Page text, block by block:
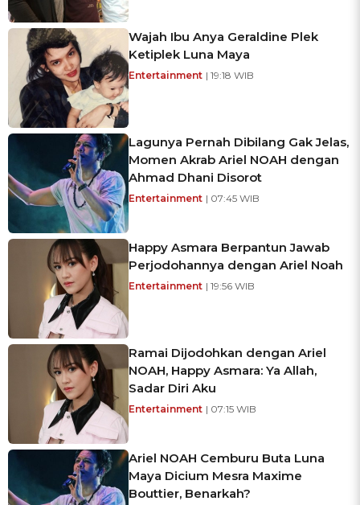
Wajah Ibu Anya Geraldine Plek
Ketiplek Luna Maya
Entertainment | 19:18 WIB
Lagunya Pernah Dibilang Gak Jelas,
Momen Akrab Ariel NOAH dengan
Ahmad Dhani Disorot
Entertainment | 07:45 WIB
Happy Asmara Berpantun Jawab
Perjodohannya dengan Ariel Noah
Entertainment | 19:56 WIB
Ramai Dijodohkan dengan Ariel
NOAH, Happy Asmara: Ya Allah,
Sadar Diri Aku
Entertainment | 07:15 WIB
Ariel NOAH Cemburu Buta Luna
Maya Dicium Mesra Maxime
Bouttier, Benarkah?